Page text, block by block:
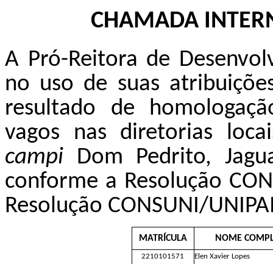
CHAMADA
A Pró-Reitora de
no uso de suas
resultado de
vagos nas diretorias
campi Dom Pedrito,
conforme a Resolução
Resolução CONSUNI/
MATRÍCULA NOME
2210101571 Elen Xavier Lopes